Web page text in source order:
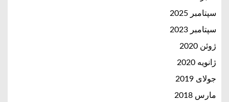
سپتامبر 2025
سپتامبر 2023
ژوئن 2020
ژانویه 2020
جولای 2019
مارس 2018